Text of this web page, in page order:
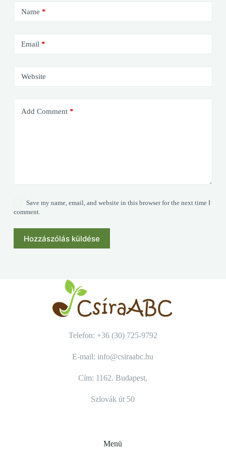
Name *
Email *
Website
Add Comment*
Save my name, email, and website in this browser for the next time I
comment.
Hozzászólás küldése
Telefon: +36 (30) 725-9792
E-mail: info@csiraabc.hu
Cím: 1162. Budapest,
Szlovák út 50
Menü